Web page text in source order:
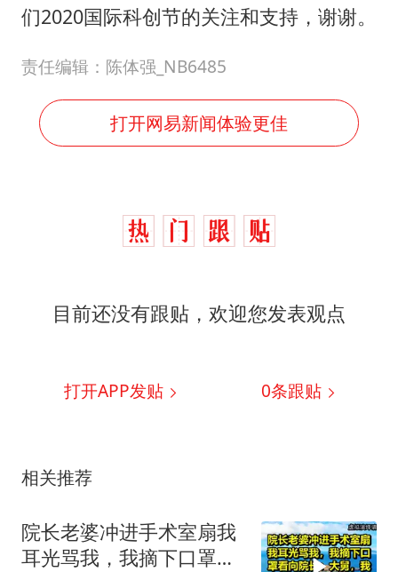
们2020国际科创节的关注和支持，谢谢。
责任编辑：陈体强_NB6485
打开网易新闻体验更佳
目前还没有跟贴，欢迎您发表观点
打开APP发贴 0条跟贴
相关推荐
院长老婆冲进手术室扇我
耳光骂我，我摘下口罩看